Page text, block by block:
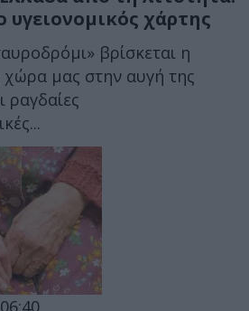
υγειονομικός χάρτης
βρίσκεται η
χώρα μας στην αυγή της
ραγδαίες
06:40